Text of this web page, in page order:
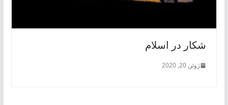
شکار در اسلام
ژوئن 20, 2020